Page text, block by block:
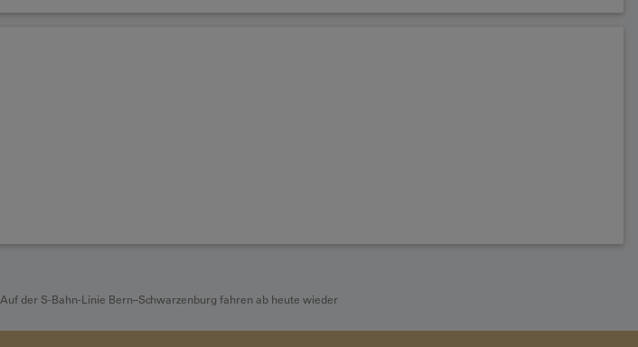
Auf der S-Bahn-Linie Bern–Schwarzenburg fahren ab heute wieder